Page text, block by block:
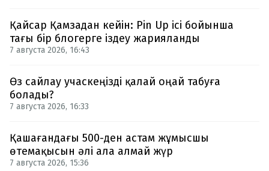
Қайсар Қамзадан кейін: Pin Up ісі бойынша
тағы бір блогерге іздеу жарияланды
7 августа 2026, 16:43
Өз сайлау учаскеңізді қалай оңай табуға
болады?
7 августа 2026, 16:33
Қашағандағы 500-ден астам жұмысшы
өтемақысын әлі ала алмай жүр
7 августа 2026, 15:36